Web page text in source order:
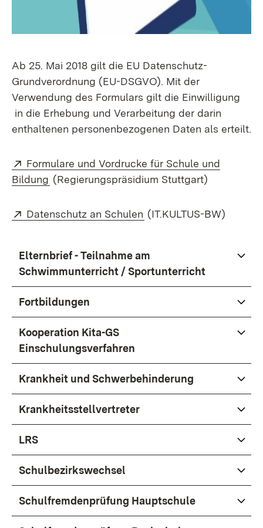
Ab 25. Mai 2018 gilt die EU Datenschutz-
Grundverordnung (EU-DSGVO). Mit der
Verwendung des Formulars gilt die Einwilligung
in die Erhebung und Verarbeitung der darin
enthaltenen personenbezogenen Daten als erteilt.
Extern:
Formulare und Vordrucke für Schule und
Bildung (Öffnet in neuem Fenster)
(Regierungspräsidium Stuttgart)
Extern:
Datenschutz an Schulen (Öffnet in neuem
(IT.KULTUS-BW)
Elternbrief - Teilnahme am
Schwimmunterricht / Sportunterricht
Fortbildungen
Kooperation Kita-GS
Einschulungsverfahren
Krankheit und Schwerbehinderung
Krankheitsstellvertreter
LRS
Schulbezirkswechsel
Schulfremdenprüfung Hauptschule